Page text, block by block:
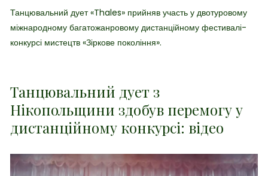
Танцювальний дует «Thales» прийняв участь у двотуровому
міжнародному багатожанровому дистанційному фестивалі-
конкурсі мистецтв «Зіркове покоління».
Танцювальний дует з
Нікопольщини здобув перемогу у
дистанційному конкурсі: відео
Відеопрогравач